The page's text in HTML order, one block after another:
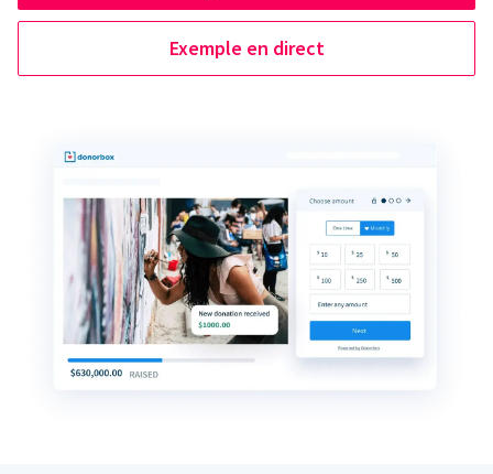
Exemple en direct